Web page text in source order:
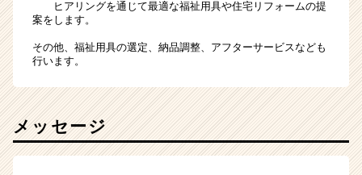
ヒアリングを通じて最適な福祉用具や住宅リフォームの提
案をします。
その他、福祉用具の選定、納品調整、アフターサービスなども
行います。
メッセージ